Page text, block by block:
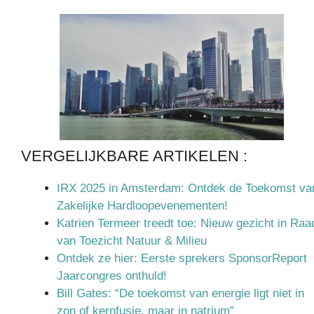
VERGELIJKBARE ARTIKELEN :
IRX 2025 in Amsterdam: Ontdek de Toekomst
Zakelijke Hardloopevenementen!
Katrien Termeer treedt toe: Nieuw gezicht in
van Toezicht Natuur & Milieu
Ontdek ze hier: Eerste sprekers SponsorReport
Jaarcongres onthuld!
Bill Gates: “De toekomst van energie ligt niet in
zon of kernfusie, maar in natrium”